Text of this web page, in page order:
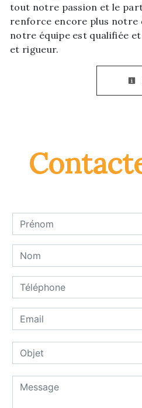
tout notre passion et le
renforce encore plus notre
notre équipe est qualifiée
et rigueur.